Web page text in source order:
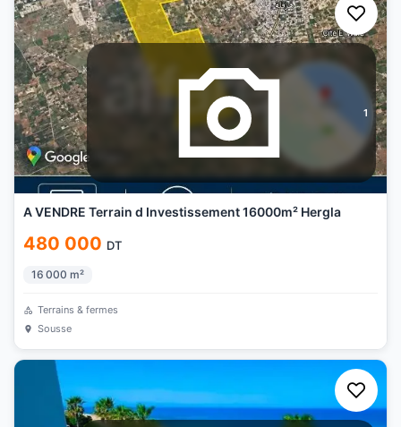
1
A VENDRE Terrain d Investissement 16000m² Hergla
480 000 DT
16 000 m²
Terrains & fermes
Sousse